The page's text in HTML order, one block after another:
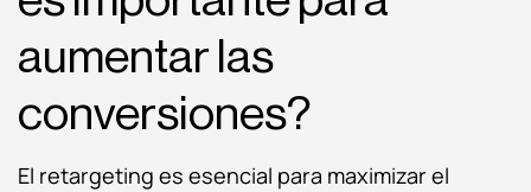
aumentar las
conversiones?
El retargeting es esencial para maximizar el